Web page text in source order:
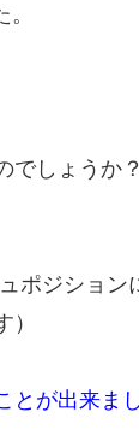
でしょうか？
ポジション
とが出来ま